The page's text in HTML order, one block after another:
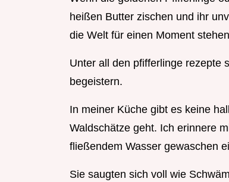
heißen Butter zischen und ihr
die Welt für einen Moment
Unter all den pfifferlinge rezepte
begeistern.
In meiner Küche gibt es keine
Waldschätze geht. Ich erinnere
fließendem Wasser gewaschen
Sie saugten sich voll wie